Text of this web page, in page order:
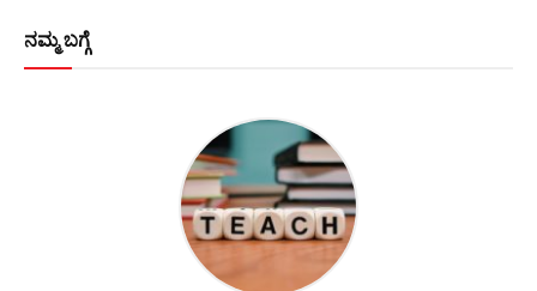
ನಮ್ಮ ಬಗ್ಗೆ